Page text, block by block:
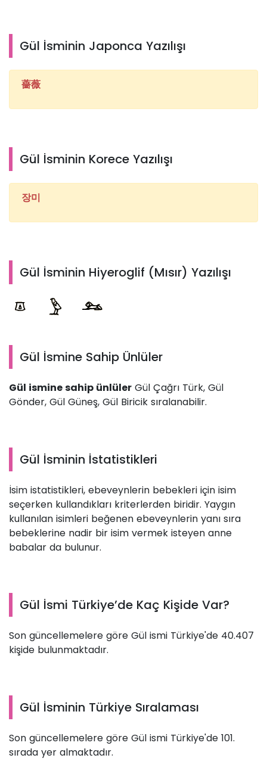
Gül İsminin Japonca Yazılışı
薔薇
Gül İsminin Korece Yazılışı
장미
Gül İsminin Hiyeroglif (Mısır) Yazılışı
Gül İsmine Sahip Ünlüler
Gül ismine sahip ünlüler Gül Çağrı Türk, Gül
Gönder, Gül Güneş, Gül Biricik sıralanabilir.
Gül İsminin İstatistikleri
İsim istatistikleri, ebeveynlerin bebekleri için isim
seçerken kullandıkları kriterlerden biridir. Yaygın
kullanılan isimleri beğenen ebeveynlerin yanı sıra
bebeklerine nadir bir isim vermek isteyen anne
babalar da bulunur.
Gül İsmi Türkiye’de Kaç Kişide Var?
Son güncellemelere göre Gül ismi Türkiye'de 40.407
kişide bulunmaktadır.
Gül İsminin Türkiye Sıralaması
Son güncellemelere göre Gül ismi Türkiye'de 101.
sırada yer almaktadır.